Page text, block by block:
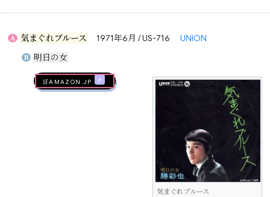
A 気まぐれブルース 1971年6月 / US-716 UNION
B 明日の女
気まぐれブルース
🛒AMAZON.jp